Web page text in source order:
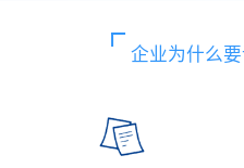
企业为什么